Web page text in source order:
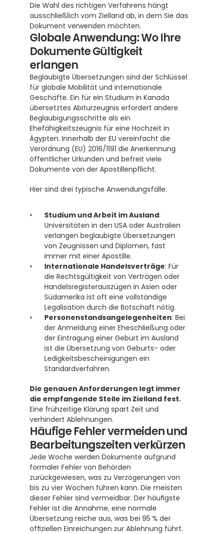
Die Wahl des richtigen Verfahrens hängt
ausschließlich vom Zielland ab, in dem Sie das
Dokument verwenden möchten.
Globale Anwendung: Wo Ihre
Dokumente Gültigkeit
erlangen
Beglaubigte Übersetzungen sind der Schlüssel
für globale Mobilität und internationale
Geschäfte. Ein für ein Studium in Kanada
übersetztes Abiturzeugnis erfordert andere
Beglaubigungsschritte als ein
Ehefähigkeitszeugnis für eine Hochzeit in
Ägypten. Innerhalb der EU vereinfacht die
Verordnung (EU) 2016/1191 die Anerkennung
öffentlicher Urkunden und befreit viele
Dokumente von der Apostillenpflicht.
Hier sind drei typische Anwendungsfälle:
Studium und Arbeit im Ausland:
Universitäten in den USA oder Australien
verlangen beglaubigte Übersetzungen
von Zeugnissen und Diplomen, fast
immer mit einer Apostille.
Internationale Handelsverträge: Für
die Rechtsgültigkeit von Verträgen oder
Handelsregisterauszügen in Asien oder
Südamerika ist oft eine vollständige
Legalisation durch die Botschaft nötig.
Personenstandsangelegenheiten: Bei
der Anmeldung einer Eheschließung oder
der Eintragung einer Geburt im Ausland
ist die Übersetzung von Geburts- oder
Ledigkeitsbescheinigungen ein
Standardverfahren.
Die genauen Anforderungen legt immer
die empfangende Stelle im Zielland fest.
Eine frühzeitige Klärung spart Zeit und
verhindert Ablehnungen.
Häufige Fehler vermeiden und
Bearbeitungszeiten verkürzen
Jede Woche werden Dokumente aufgrund
formaler Fehler von Behörden
zurückgewiesen, was zu Verzögerungen von
bis zu vier Wochen führen kann. Die meisten
dieser Fehler sind vermeidbar. Der häufigste
Fehler ist die Annahme, eine normale
Übersetzung reiche aus, was bei 95 % der
offiziellen Einreichungen zur Ablehnung führt.